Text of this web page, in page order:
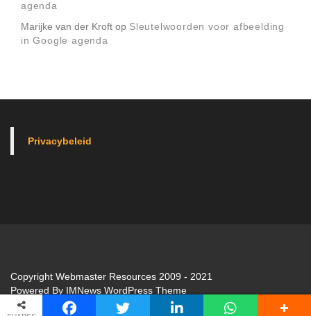
agenda
Marijke van der Kroft op Sleutelwoorden voor afbeelding
in Google agenda
Privacybeleid
Copyright Webmaster Resources 2009 - 2021
Powered By IMNews WordPress Theme